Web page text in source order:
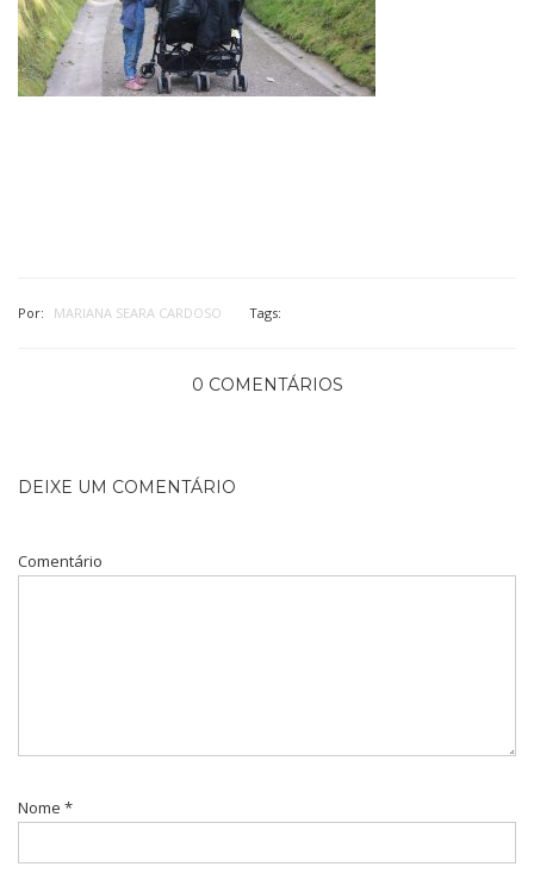
Por: MARIANA SEARA CARDOSO Tags:
0 COMENTÁRIOS
DEIXE UM COMENTÁRIO
Comentário
Nome *